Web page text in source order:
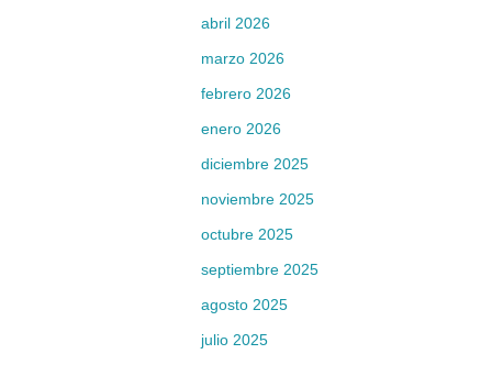
abril 2026
marzo 2026
febrero 2026
enero 2026
diciembre 2025
noviembre 2025
octubre 2025
septiembre 2025
agosto 2025
julio 2025